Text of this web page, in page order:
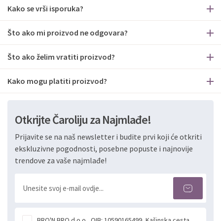
Kako se vrši isporuka?
Što ako mi proizvod ne odgovara?
Što ako želim vratiti proizvod?
Kako mogu platiti proizvod?
Otkrijte Čaroliju za Najmlađe!
Prijavite se na naš newsletter i budite prvi koji će otkriti
ekskluzivne pogodnosti, posebne popuste i najnovije
trendove za vaše najmlađe!